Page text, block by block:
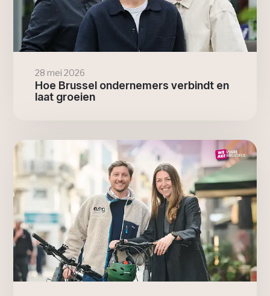
28 mei 2026
Hoe Brussel ondernemers verbindt en
laat groeien